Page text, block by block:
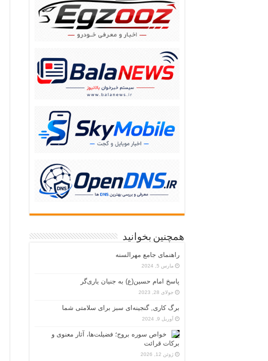
همچنین بخوانید
راهنمای جامع مهرالسنه
مارس 5, 2024
پاسخ امام حسین(ع) به جنیان یاری‌گر
جولای 28, 2023
برگ کاری, گنجینه‌ای سبز برای سلامتی شما
آوریل 9, 2024
خواص سوره بروج؛ فضیلت‌ها، آثار معنوی و
برکات قرائت
ژوئن 12, 2026